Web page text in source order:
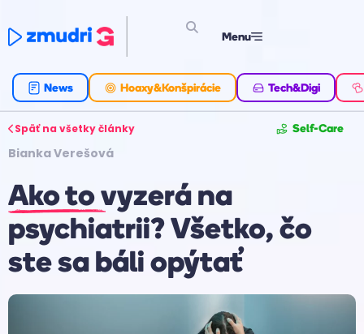
Menu
News Hoaxy&Konšpirácie Tech&Digi
Späť na všetky články Self-Care
Bianka Verešová
Ako to vyzerá na
psychiatrii? Všetko, čo
ste sa báli opýtať